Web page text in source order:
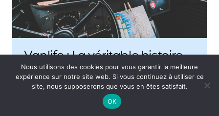
Vanlife : La véritable histoire
de Marcel Vibes
On retrouve aujourd’hui Samuel et Marcel, qui
nous écrivent depuis un café de Perth en
Australie. Ils seront tous les deux à l’affiche du
Nous utilisons des cookies pour vous garantir la meilleure
expérience sur notre site web. Si vous continuez à utiliser ce
site, nous supposerons que vous en êtes satisfait.
OK